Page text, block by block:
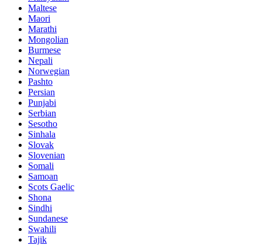
Maltese
Maori
Marathi
Mongolian
Burmese
Nepali
Norwegian
Pashto
Persian
Punjabi
Serbian
Sesotho
Sinhala
Slovak
Slovenian
Somali
Samoan
Scots Gaelic
Shona
Sindhi
Sundanese
Swahili
Tajik